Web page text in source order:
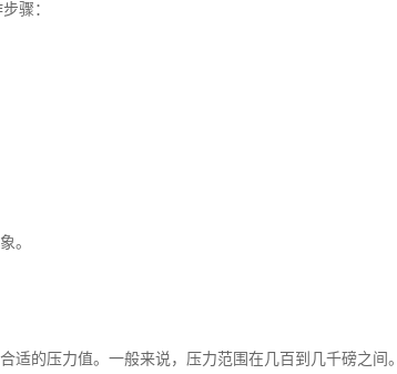
骤：
。
的压力值。一般来说，压力范围在几百到几千磅之间。